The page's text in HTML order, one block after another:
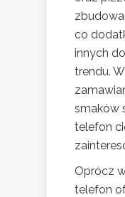
co
innych
trendu.
smaków
telefon
Oprócz
telefon